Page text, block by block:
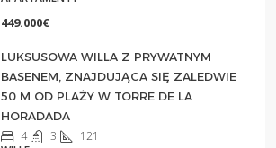
449.000€
LUKSUSOWA WILLA Z PRYWATNYM
BASENEM, ZNAJDUJĄCA SIĘ ZALEDWIE
50 M OD PLAŻY W TORRE DE LA
HORADADA
4 3
121